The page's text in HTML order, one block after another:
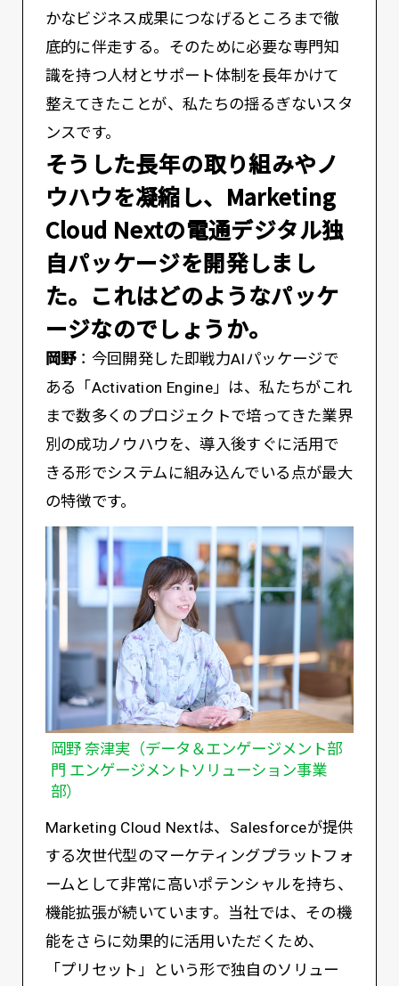
かなビジネス成果につなげるところまで徹
底的に伴走する。そのために必要な専門知
識を持つ人材とサポート体制を長年かけて
整えてきたことが、私たちの揺るぎないスタ
ンスです。
――そうした長年の取り組みやノ
ウハウを凝縮し、Marketing
Cloud Nextの電通デジタル独
自パッケージを開発しまし
た。これはどのようなパッケ
ージなのでしょうか。
岡野：今回開発した即戦力AIパッケージで
ある「Activation Engine」は、私たちがこれ
まで数多くのプロジェクトで培ってきた業界
別の成功ノウハウを、導入後すぐに活用で
きる形でシステムに組み込んでいる点が最大
の特徴です。
岡野 奈津実（データ＆エンゲージメント部
門 エンゲージメントソリューション事業
部）
Marketing Cloud Nextは、Salesforceが提供
する次世代型のマーケティングプラットフォ
ームとして非常に高いポテンシャルを持ち、
機能拡張が続いています。当社では、その機
能をさらに効果的に活用いただくため、
「プリセット」という形で独自のソリュー